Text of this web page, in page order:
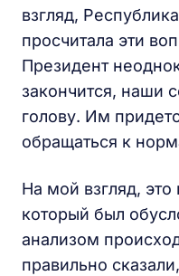
взгляд,
просчитала эти
Президент
закончится, наши
голову. Им
обращаться к
На мой взгляд,
который был
анализом
правильно